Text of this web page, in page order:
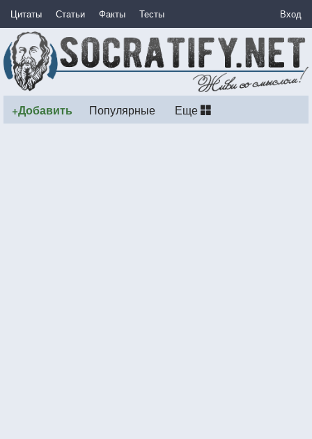
Цитаты Статьи Факты Тесты Вход
+Добавить Популярные Еще